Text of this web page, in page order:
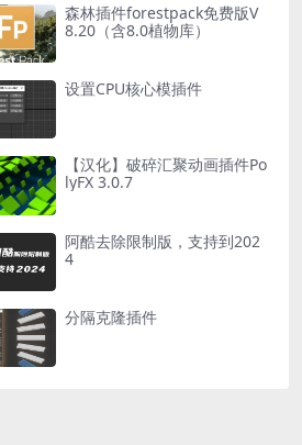
森林插件forestpack免费版V
8.20（含8.0植物库）
设置CPU核心模插件
【汉化】破碎汇聚动画插件Po
lyFX 3.0.7
阿酷去除限制版，支持到202
4
分隔克隆插件